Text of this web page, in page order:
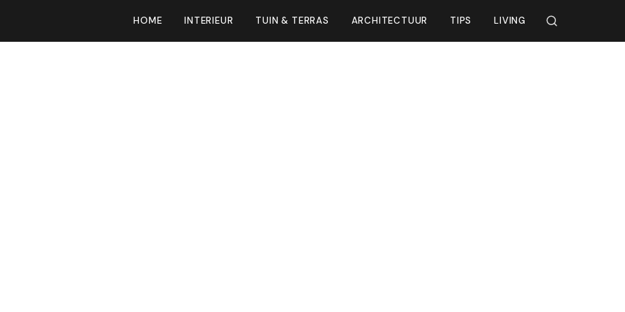
HOME INTERIEUR TUIN & TERRAS ARCHITECTUUR TIPS LIVING